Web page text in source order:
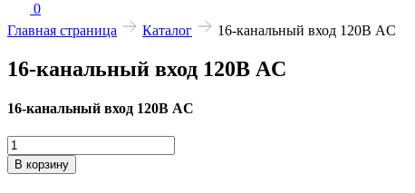
0
Главная страница
Каталог 16-канальный вход 120В AC
16-канальный вход 120В AC
16-канальный вход 120В AC
Количество
товара
16-
В корзину